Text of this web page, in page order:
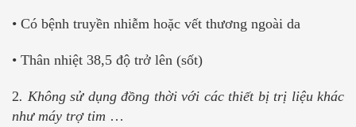
• Có bệnh truyền nhiễm hoặc vết thương ngoài da
• Thân nhiệt 38,5 độ trở lên (sốt)
2. Không sử dụng đồng thời với các thiết bị trị liệu khác
như máy trợ tim …